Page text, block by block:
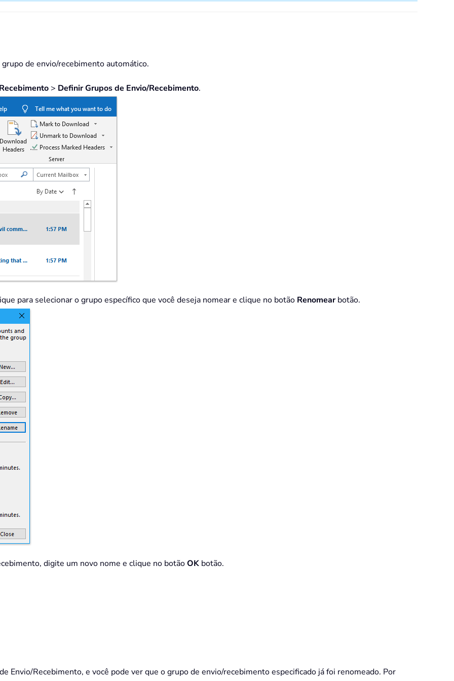
de envio/recebimento automático.
> Definir Grupos de Envio/Recebimento.
para selecionar o grupo específico que você deseja nomear e clique no botão Renomearbotão.
digite um novo nome e clique no botãoOK botão.
Envio/Recebimento, e você pode ver que o grupo de envio/recebimento especificado já foi renomeado. Por